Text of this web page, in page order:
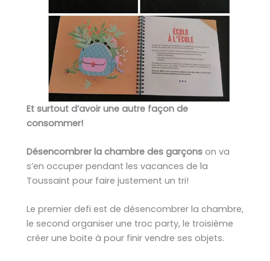
Et surtout d’avoir une autre façon de
consommer!
Désencombrer la chambre des garçons on va
s’en occuper pendant les vacances de la
Toussaint pour faire justement un tri!
Le premier defi est de désencombrer la chambre,
le second organiser une troc party, le troisième
créer une boite à pour finir vendre ses objets.